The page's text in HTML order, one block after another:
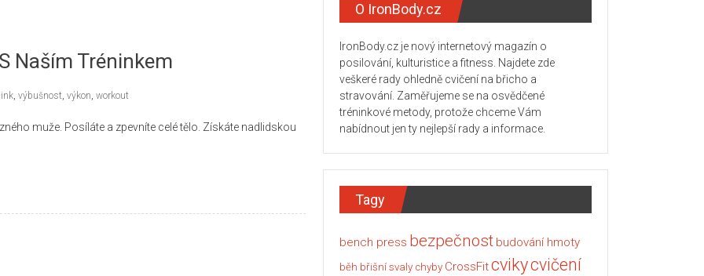
Naším Tréninkem
, výbušnost, výkon, workout
muže. Posíláte a zpevníte celé tělo. Získáte nadlidskou
O IronBody.cz
IronBody.cz je nový internetový magazín o
posilování, kulturistice a fitness. Najdete zde
veškeré rady ohledně cvičení na břicho a
stravování. Zaměřujeme se na osvědčené
tréninkové metody, protože chceme Vám
nabídnout jen ty nejlepší rady a informace.
Tagy
bench press bezpečnost budování hmoty
běh břišní svaly chyby CrossFitcvikycvičení